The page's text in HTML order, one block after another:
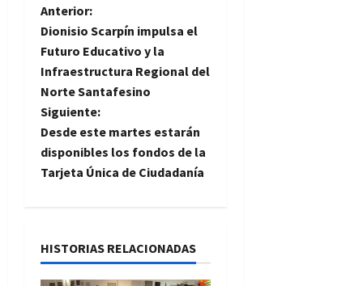
N
a
v
e
g
a
i
Anterior:
Dionisio Scarpín impulsa el
Futuro Educativo y la
Infraestructura Regional del
Norte Santafesino
Siguiente:
Desde este martes estarán
disponibles los fondos de la
Tarjeta Única de Ciudadanía
HISTORIAS RELACIONADAS